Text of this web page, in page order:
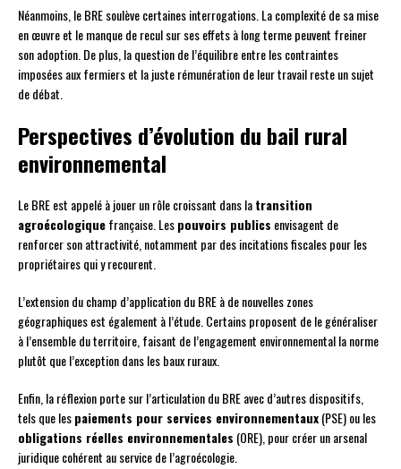
Néanmoins, le BRE soulève certaines interrogations. La complexité de sa mise
en œuvre et le manque de recul sur ses effets à long terme peuvent freiner
son adoption. De plus, la question de l’équilibre entre les contraintes
imposées aux fermiers et la juste rémunération de leur travail reste un sujet
de débat.
Perspectives d’évolution du bail rural
environnemental
Le BRE est appelé à jouer un rôle croissant dans latransition
agroécologiquefrançaise. Lespouvoirs publics envisagent de
renforcer son attractivité, notamment par des incitations fiscales pour les
propriétaires qui y recourent.
L’extension du champ d’application du BRE à de nouvelles zones
géographiques est également à l’étude. Certains proposent de le généraliser
à l’ensemble du territoire, faisant de l’engagement environnemental la norme
plutôt que l’exception dans les baux ruraux.
Enfin, la réflexion porte sur l’articulation du BRE avec d’autres dispositifs,
tels que lespaiements pour services environnementaux(PSE) ou les
obligations réelles environnementales (ORE), pour créer un arsenal
juridique cohérent au service de l’agroécologie.